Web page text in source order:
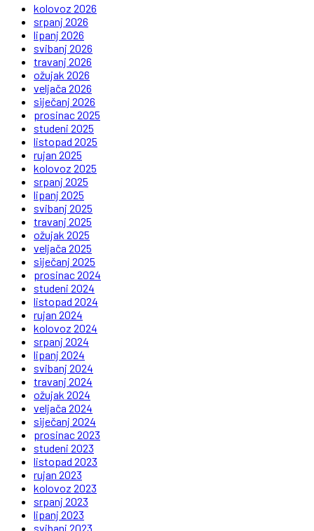
kolovoz 2026
srpanj 2026
lipanj 2026
svibanj 2026
travanj 2026
ožujak 2026
veljača 2026
siječanj 2026
prosinac 2025
studeni 2025
listopad 2025
rujan 2025
kolovoz 2025
srpanj 2025
lipanj 2025
svibanj 2025
travanj 2025
ožujak 2025
veljača 2025
siječanj 2025
prosinac 2024
studeni 2024
listopad 2024
rujan 2024
kolovoz 2024
srpanj 2024
lipanj 2024
svibanj 2024
travanj 2024
ožujak 2024
veljača 2024
siječanj 2024
prosinac 2023
studeni 2023
listopad 2023
rujan 2023
kolovoz 2023
srpanj 2023
lipanj 2023
svibanj 2023